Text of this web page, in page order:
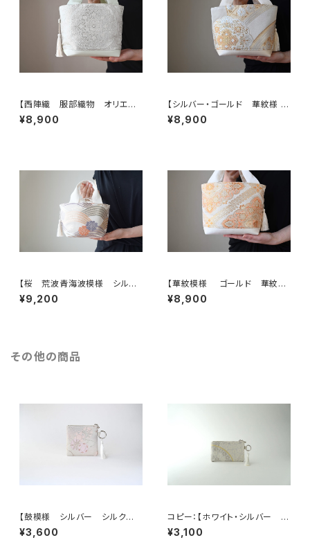
【西陣織 服部織物 オリエン
ト更紗 華紋様 薄グリーン・シ
ルバー シルク帯リメイク トー
¥8,900
【シルバー・ゴールド 華紋様 シ
ルク帯リメイク トート型バッ
グ】日常使い、結婚式、パーティ
¥8,900
【桜 荒波青海波模様 シルク
帯リメイク ミニトートバック】シ
ョルダーバッグとしても。日常使
¥9,200
【華紋模様 ゴールド 華紋様
シルク帯リメイク トート型バッ
グ】日常使い、結婚式、パーティ
¥8,900
その他の商品
【鼓模様 シルバー シルク帯リ
メイク バッグチャーム型スクエ
アポーチ】メイクポーチ 旅
¥3,600
コピー：【ホワイト・シルバー シ
ルク帯 リメイク バッグチャー
ム型ミニポーチ】カードケース、
¥3,100